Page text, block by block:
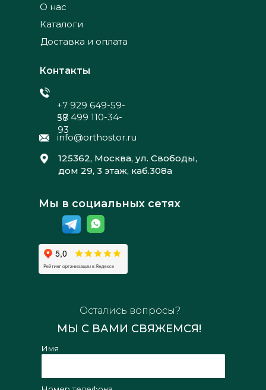
Остались вопросы?
125362, Москва, ул. Свободы,
дом 29, 3 этаж, каб.308а
МЫ С ВАМИ СВЯЖЕМСЯ!
+7 929 649-59-
58
info@orthostor.ru
О нас
Каталоги
Имя
Доставка и оплата
Контакты
Мы в социальных сетях
+7 499 110-34-
93